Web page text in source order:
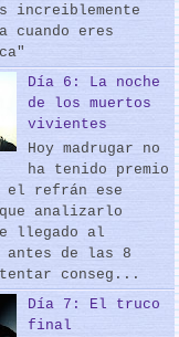
increiblemente
cuando eres
Día 6: La noche
de los muertos
vivientes
Hoy madrugar no
ha tenido premio
el refrán ese
analizarlo
llegado al
antes de las 8
conseg...
Día 7: El truco
final